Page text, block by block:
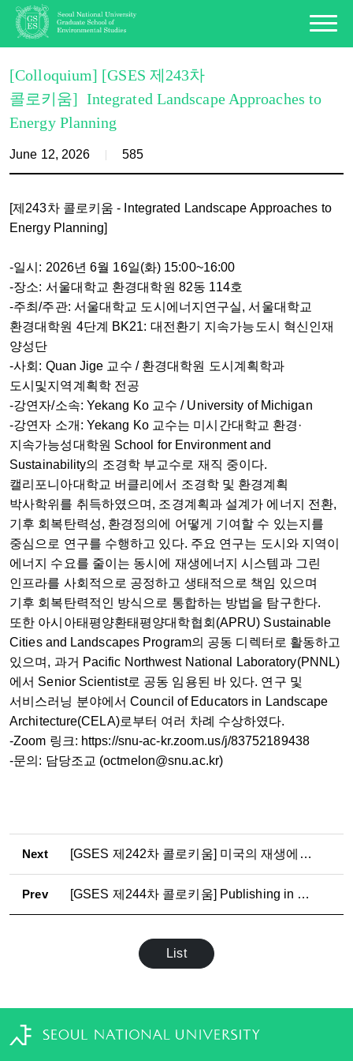
[Colloquium] [GSES 제243차
콜로키움] Integrated Landscape Approaches to
Energy Planning
June 12, 2026 585
[제243차 콜로키움 - Integrated Landscape Approaches to
Energy Planning]
-일시: 2026년 6월 16일(화) 15:00~16:00
-장소: 서울대학교 환경대학원 82동 114호
-주최/주관: 서울대학교 도시에너지연구실, 서울대학교
환경대학원 4단계 BK21: 대전환기 지속가능도시 혁신인재
양성단
-사회: Quan Jige 교수 / 환경대학원 도시계획학과
도시및지역계획학 전공
-강연자/소속: Yekang Ko 교수 / University of Michigan
-강연자 소개: Yekang Ko 교수는 미시간대학교 환경·
지속가능성대학원 School for Environment and
Sustainability의 조경학 부교수로 재직 중이다.
캘리포니아대학교 버클리에서 조경학 및 환경계획
박사학위를 취득하였으며, 조경계획과 설계가 에너지 전환,
기후 회복탄력성, 환경정의에 어떻게 기여할 수 있는지를
중심으로 연구를 수행하고 있다. 주요 연구는 도시와 지역이
에너지 수요를 줄이는 동시에 재생에너지 시스템과 그린
인프라를 사회적으로 공정하고 생태적으로 책임 있으며
기후 회복탄력적인 방식으로 통합하는 방법을 탐구한다.
또한 아시아태평양환태평양대학협회(APRU) Sustainable
Cities and Landscapes Program의 공동 디렉터로 활동하고
있으며, 과거 Pacific Northwest National Laboratory(PNNL)
에서 Senior Scientist로 공동 임용된 바 있다. 연구 및
서비스러닝 분야에서 Council of Educators in Landscape
Architecture(CELA)로부터 여러 차례 수상하였다.
-Zoom 링크: https://snu-ac-kr.zoom.us/j/83752189438
-문의: 담당조교 (octmelon@snu.ac.kr)
Next [GSES 제242차 콜로키움] 미국의 재생에너지 현황 - 태양을 사랑하는 선배와의 대화
Prev [GSES 제244차 콜로키움] Publishing in Multidisciplinary Journals: An Editor’s Perspective
List